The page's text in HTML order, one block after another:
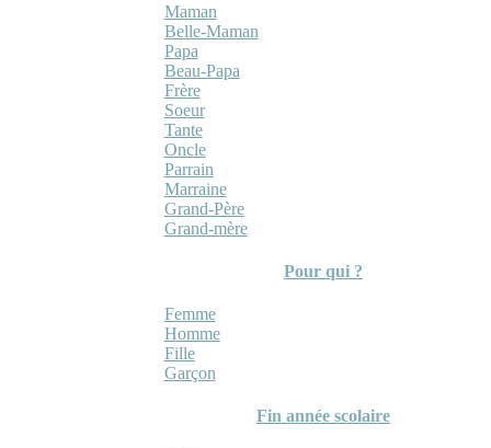
Maman
Belle-Maman
Papa
Beau-Papa
Frère
Soeur
Tante
Oncle
Parrain
Marraine
Grand-Père
Grand-mère
Pour qui ?
Femme
Homme
Fille
Garçon
Fin année scolaire